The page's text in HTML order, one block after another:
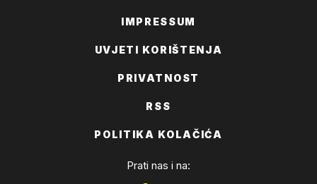
IMPRESSUM
UVJETI KORIŠTENJA
PRIVATNOST
RSS
POLITIKA KOLAČIĆA
Prati nas i na: